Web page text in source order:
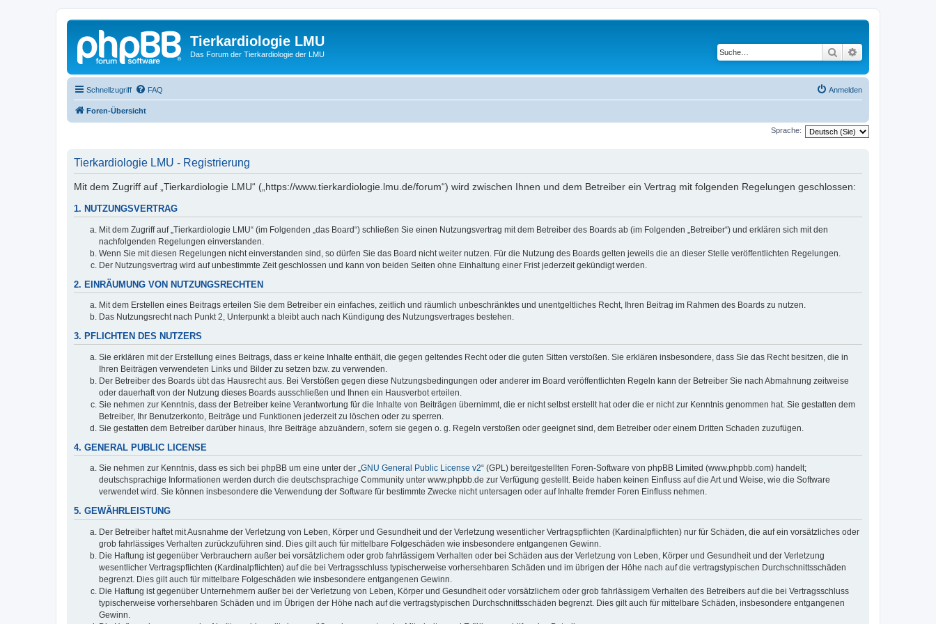
Tierkardiologie LMU
Das Forum der Tierkardiologie der LMU Suche
Schnellzugriff FAQ Anmelden
Foren-Übersicht
Sprache:
Tierkardiologie LMU - Registrierung
Mit dem Zugriff auf „Tierkardiologie LMU“ („https://www.tierkardiologie.lmu.de/forum“) wird zwischen Ihnen und dem Betreiber ein Vertrag mit folgenden Regelungen geschlossen:
1. NUTZUNGSVERTRAG
Mit dem Zugriff auf „Tierkardiologie LMU“ (im Folgenden „das Board“) schließen Sie einen Nutzungsvertrag mit dem Betreiber des Boards ab (im Folgenden „Betreiber“) und erklären sich mit den
nachfolgenden Regelungen einverstanden.
Wenn Sie mit diesen Regelungen nicht einverstanden sind, so dürfen Sie das Board nicht weiter nutzen. Für die Nutzung des Boards gelten jeweils die an dieser Stelle veröffentlichten Regelungen.
Der Nutzungsvertrag wird auf unbestimmte Zeit geschlossen und kann von beiden Seiten ohne Einhaltung einer Frist jederzeit gekündigt werden.
2. EINRÄUMUNG VON NUTZUNGSRECHTEN
Mit dem Erstellen eines Beitrags erteilen Sie dem Betreiber ein einfaches, zeitlich und räumlich unbeschränktes und unentgeltliches Recht, Ihren Beitrag im Rahmen des Boards zu nutzen.
Das Nutzungsrecht nach Punkt 2, Unterpunkt a bleibt auch nach Kündigung des Nutzungsvertrages bestehen.
3. PFLICHTEN DES NUTZERS
Sie erklären mit der Erstellung eines Beitrags, dass er keine Inhalte enthält, die gegen geltendes Recht oder die guten Sitten verstoßen. Sie erklären insbesondere, dass Sie das Recht besitzen, die in
Ihren Beiträgen verwendeten Links und Bilder zu setzen bzw. zu verwenden.
Der Betreiber des Boards übt das Hausrecht aus. Bei Verstößen gegen diese Nutzungsbedingungen oder anderer im Board veröffentlichten Regeln kann der Betreiber Sie nach Abmahnung zeitweise
oder dauerhaft von der Nutzung dieses Boards ausschließen und Ihnen ein Hausverbot erteilen.
Sie nehmen zur Kenntnis, dass der Betreiber keine Verantwortung für die Inhalte von Beiträgen übernimmt, die er nicht selbst erstellt hat oder die er nicht zur Kenntnis genommen hat. Sie gestatten dem
Betreiber, Ihr Benutzerkonto, Beiträge und Funktionen jederzeit zu löschen oder zu sperren.
Sie gestatten dem Betreiber darüber hinaus, Ihre Beiträge abzuändern, sofern sie gegen o. g. Regeln verstoßen oder geeignet sind, dem Betreiber oder einem Dritten Schaden zuzufügen.
4. GENERAL PUBLIC LICENSE
Sie nehmen zur Kenntnis, dass es sich bei phpBB um eine unter der „GNU General Public License v2“ (GPL) bereitgestellten Foren-Software von phpBB Limited (www.phpbb.com) handelt;
deutschsprachige Informationen werden durch die deutschsprachige Community unter www.phpbb.de zur Verfügung gestellt. Beide haben keinen Einfluss auf die Art und Weise, wie die Software
verwendet wird. Sie können insbesondere die Verwendung der Software für bestimmte Zwecke nicht untersagen oder auf Inhalte fremder Foren Einfluss nehmen.
5. GEWÄHRLEISTUNG
Der Betreiber haftet mit Ausnahme der Verletzung von Leben, Körper und Gesundheit und der Verletzung wesentlicher Vertragspflichten (Kardinalpflichten) nur für Schäden, die auf ein vorsätzliches oder
grob fahrlässiges Verhalten zurückzuführen sind. Dies gilt auch für mittelbare Folgeschäden wie insbesondere entgangenen Gewinn.
Die Haftung ist gegenüber Verbrauchern außer bei vorsätzlichem oder grob fahrlässigem Verhalten oder bei Schäden aus der Verletzung von Leben, Körper und Gesundheit und der Verletzung
wesentlicher Vertragspflichten (Kardinalpflichten) auf die bei Vertragsschluss typischerweise vorhersehbaren Schäden und im übrigen der Höhe nach auf die vertragstypischen Durchschnittsschäden
begrenzt. Dies gilt auch für mittelbare Folgeschäden wie insbesondere entgangenen Gewinn.
Die Haftung ist gegenüber Unternehmern außer bei der Verletzung von Leben, Körper und Gesundheit oder vorsätzlichem oder grob fahrlässigem Verhalten des Betreibers auf die bei Vertragsschluss
typischerweise vorhersehbaren Schäden und im Übrigen der Höhe nach auf die vertragstypischen Durchschnittsschäden begrenzt. Dies gilt auch für mittelbare Schäden, insbesondere entgangenen
Gewinn.